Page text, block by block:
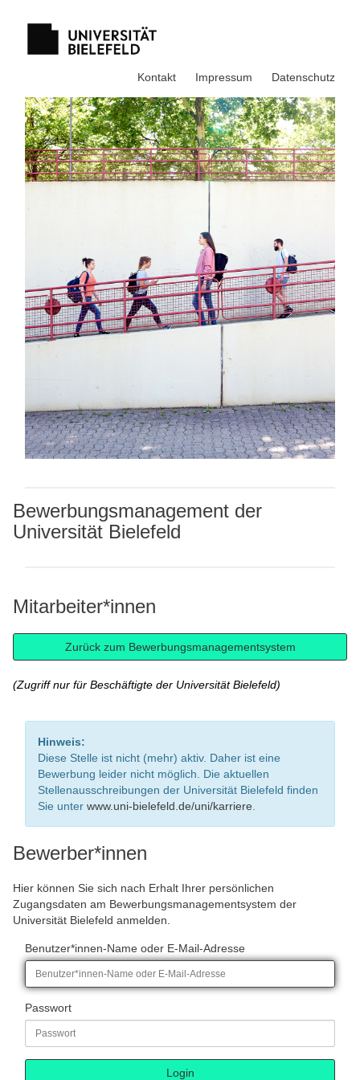
Kontakt Impressum Datenschutz
Bewerbungsmanagement der
Universität Bielefeld
Mitarbeiter*innen
(Zugriff nur für Beschäftigte der Universität Bielefeld)
Hinweis:
Diese Stelle ist nicht (mehr) aktiv. Daher ist eine
Bewerbung leider nicht möglich. Die aktuellen
Stellenausschreibungen der Universität Bielefeld finden
Sie unter www.uni-bielefeld.de/uni/karriere
Bewerber*innen
Hier können Sie sich nach Erhalt Ihrer persönlichen
Zugangsdaten am Bewerbungsmanagementsystem der
Universität Bielefeld anmelden.
Benutzer*innen-Name oder E-Mail-Adresse
Passwort